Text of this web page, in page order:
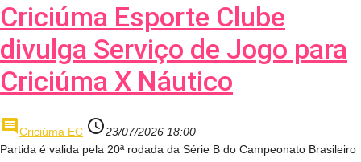
Criciúma Esporte Clube
divulga Serviço de Jogo para
Criciúma X Náutico
commentCriciúma EC access_time23/07/2026 18:00
Partida é valida pela 20ª rodada da Série B do Campeonato Brasileiro